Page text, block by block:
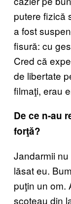
putere fizică
a fost
fisură: cu
Cred că
de libertate
filmaţi, erau
De ce n-au
forţă?
Jandarmii
lăsat eu.
puţin un om.
scoteau din